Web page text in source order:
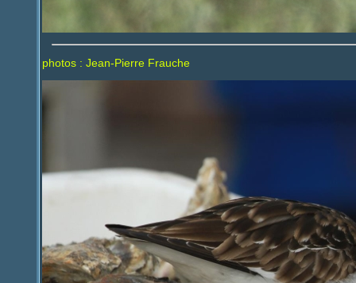
photos : Jean-Pierre Frauche